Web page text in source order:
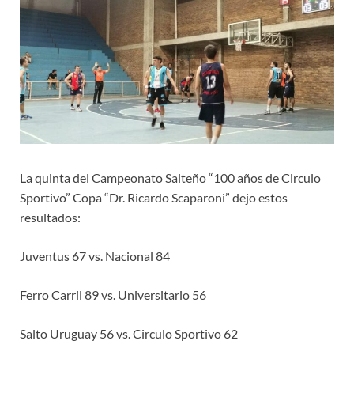
La quinta del Campeonato Salteño “100 años de Circulo
Sportivo” Copa “Dr. Ricardo Scaparoni” dejo estos
resultados:
Juventus 67 vs. Nacional 84
Ferro Carril 89 vs. Universitario 56
Salto Uruguay 56 vs. Circulo Sportivo 62